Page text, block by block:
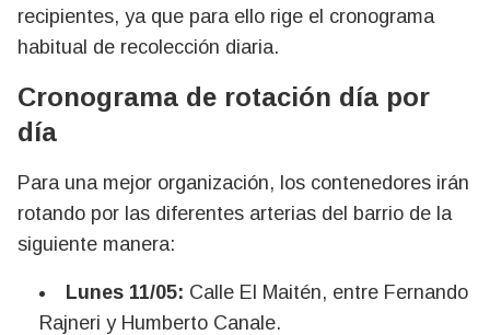
recipientes, ya que para ello rige el cronograma
habitual de recolección diaria.
Cronograma de rotación día por
día
Para una mejor organización, los contenedores irán
rotando por las diferentes arterias del barrio de la
siguiente manera:
Lunes 11/05: Calle El Maitén, entre Fernando
Rajneri y Humberto Canale.